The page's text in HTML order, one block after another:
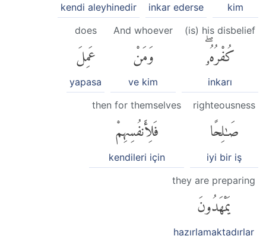
kim
inkar ederse
kendi aleyhinedir
(is) his disbelief
كُفْرُهُۥۖ
inkarı
And whoever
وَمَنْ
ve kim
does
عَمِلَ
yapasa
righteousness
صَٰلِحًا
iyi bir iş
then for themselves
فَلِأَنفُسِهِمْ
kendileri için
they are preparing
يَمْهَدُونَ
hazırlamaktadırlar